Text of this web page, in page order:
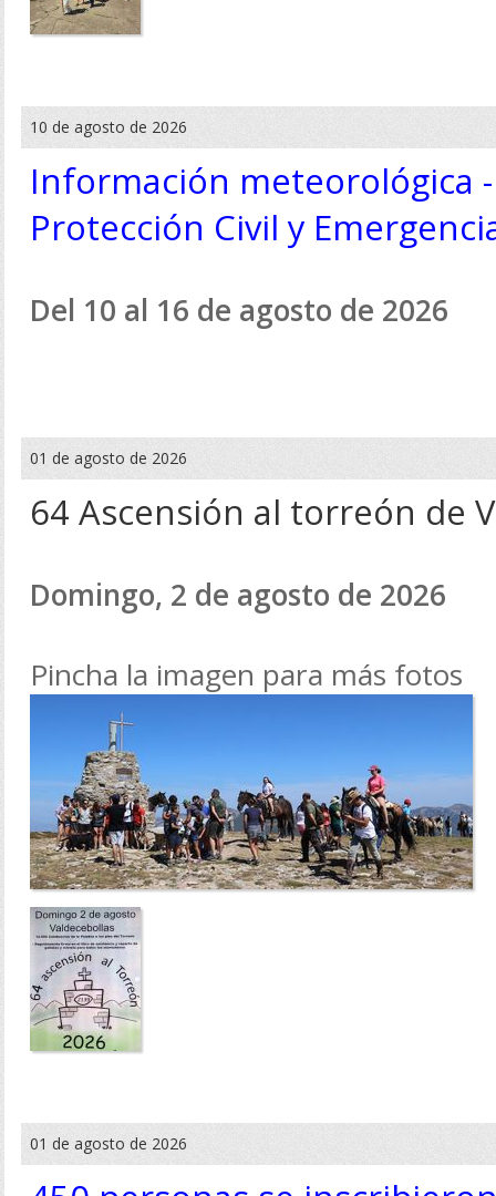
10 de agosto de 2026
Información meteorológica
Protección Civil y
Del 10 al 16 de agosto de 2026
01 de agosto de 2026
64 Ascensión al torreón de
Domingo, 2 de agosto de 2026
Pincha la imagen para más fotos
01 de agosto de 2026